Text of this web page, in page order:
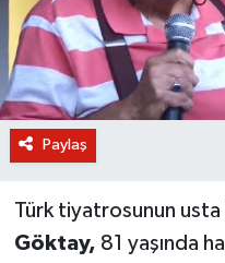
Paylaş
Türk tiyatrosunun
Göktay, 81 yaşında
KURUMSAL